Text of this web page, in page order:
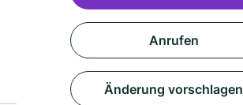
Anrufen
Änderung vorschlagen